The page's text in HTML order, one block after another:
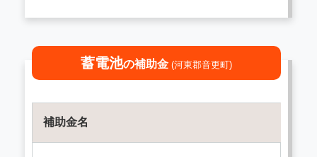
蓄電池の補助金 (河東郡音更町)
補助金名